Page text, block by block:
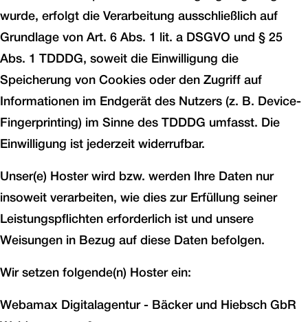
wurde, erfolgt die Verarbeitung ausschließlich auf
Grundlage von Art. 6 Abs. 1 lit. a DSGVO und § 25
Abs. 1 TDDDG, soweit die Einwilligung die
Speicherung von Cookies oder den Zugriff auf
Informationen im Endgerät des Nutzers (z. B. Device-
Fingerprinting) im Sinne des TDDDG umfasst. Die
Einwilligung ist jederzeit widerrufbar.
Unser(e) Hoster wird bzw. werden Ihre Daten nur
insoweit verarbeiten, wie dies zur Erfüllung seiner
Leistungspflichten erforderlich ist und unsere
Weisungen in Bezug auf diese Daten befolgen.
Wir setzen folgende(n) Hoster ein:
Webamax Digitalagentur - Bäcker und Hiebsch GbR